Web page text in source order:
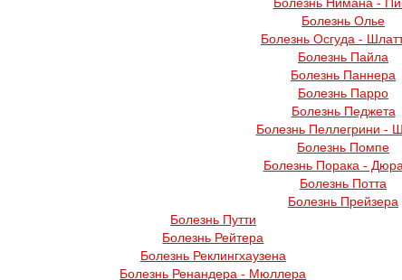
Болезнь Олье
Болезнь Осгуда -
Болезнь Пайла
Болезнь Паннера
Болезнь Парро
Болезнь Педжета
Болезнь Пеллегрини -
Болезнь Помпе
Болезнь Порака -
Болезнь Потта
Болезнь Прейзера
Болезнь Путти
Болезнь Рейтера
Болезнь Реклингхаузена
Болезнь Ренандера - Мюллера